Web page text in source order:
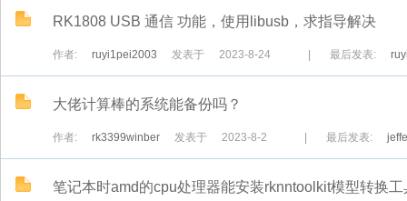
RK1808 USB 通信 功能，使用libusb，求指导解决
作者: ruyi1pei2003 发表于 2023-8-24 最后发表:
大佬计算棒的系统能备份吗？
作者: rk3399winber 发表于 2023-8-2 最后发表:
笔记本时amd的cpu处理器能安装rknntoolkit模型转换工